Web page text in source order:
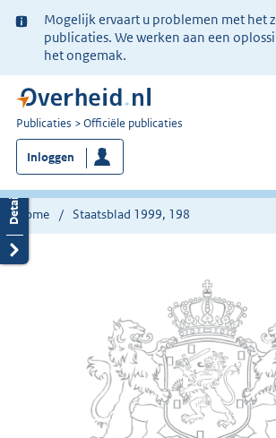
Ter
informatie:
Mogelijk ervaart u problemen met het
publicaties. We werken aan een
het ongemak.
U
bent
nu
hier:
Publicaties Officiële publicaties
Inloggen
Home Staatsblad 1999, 198